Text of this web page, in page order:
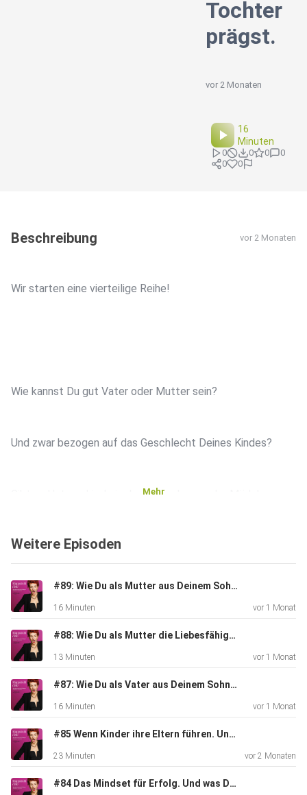
Tochter
prägst.
vor 2 Monaten
16
Minuten
0 0 0
0
0
0
Beschreibung vor 2 Monaten
Wir starten eine vierteilige Reihe!
Wie kannst Du gut Vater oder Mutter sein?
Und zwar bezogen auf das Geschlecht Deines Kindes?
Gibt es Unterschiede in dem, was Jungs oder Mädchen
anzubieten
und sind für spezielle Bereiche in der Entwicklung ihrer
Kinder
verantwortlich?
Wir gehen dem ganzen auf die Spur und ich stelle Dir ein
paar
Mehr
Weitere Episoden
#89: Wie Du als Mutter aus Deinem Sohn einen stabilen Mann machst.
16 Minuten vor 1 Monat
#88: Wie Du als Mutter die Liebesfähigkeit Deiner Tochter prägst.
13 Minuten vor 1 Monat
#87: Wie Du als Vater aus Deinem Sohn einen Mann machst.
16 Minuten vor 1 Monat
#85 Wenn Kinder ihre Eltern führen. Und wie Du das Richtige Gleichgewicht wieder herstellst.
23 Minuten vor 2 Monaten
#84 Das Mindset für Erfolg. Und was Du täglich dafür tun kannst.